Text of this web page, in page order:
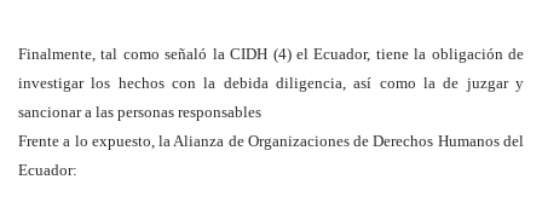
Finalmente, tal como señaló la CIDH (4) el Ecuador, tiene la obligación de
investigar los hechos con la debida diligencia, así como la de juzgar y
sancionar a las personas responsables
Frente a lo expuesto, la Alianza de Organizaciones de Derechos Humanos del
Ecuador: